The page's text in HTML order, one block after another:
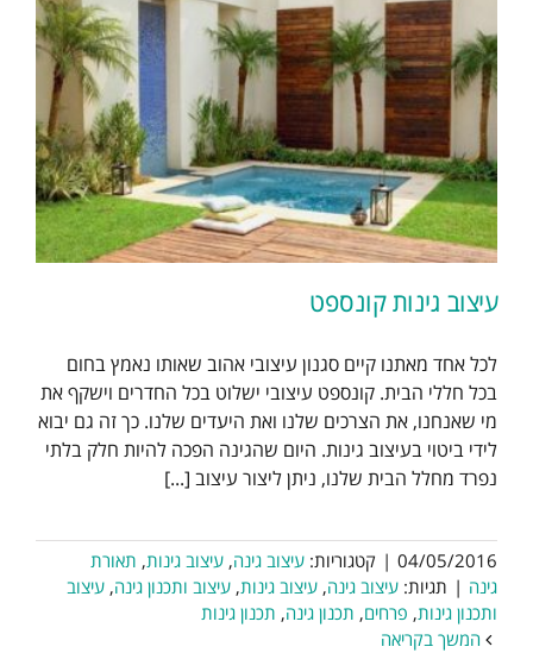
עיצוב גינות קונספט
לכל אחד מאתנו קיים סגנון עיצובי אהוב שאותו נאמץ בחום
בכל חללי הבית. קונספט עיצובי ישלוט בכל החדרים וישקף את
מי שאנחנו, את הצרכים שלנו ואת היעדים שלנו. כך זה גם יבוא
לידי ביטוי בעיצוב גינות. היום שהגינה הפכה להיות חלק בלתי
נפרד מחלל הבית שלנו, ניתן ליצור עיצוב [...]
04/05/2016
| קטגוריות: עיצוב גינה, עיצוב גינות, תאורת
גינה | תגיות: עיצוב גינה, עיצוב גינות, עיצוב ותכנון גינה, עיצוב
ותכנון גינות, פרחים, תכנון גינה, תכנון גינות
המשך בקריאה